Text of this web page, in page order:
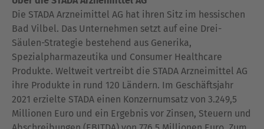
Die STADA Arzneimittel AG hat ihren Sitz im hessischen
Bad Vilbel. Das Unternehmen setzt auf eine Drei-
Säulen-Strategie bestehend aus Generika,
Spezialpharmazeutika und Consumer Healthcare
Produkte. Weltweit vertreibt die STADA Arzneimittel AG
ihre Produkte in rund 120 Ländern. Im Geschäftsjahr
2021 erzielte STADA einen Konzernumsatz von 3.249,5
Millionen Euro und ein Ergebnis vor Zinsen, Steuern und